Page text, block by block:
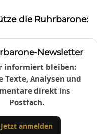
die Ruhrbarone:
Newsletter
informiert bleiben:
Texte, Analysen und
direkt ins
Postfach.
Jetzt anmelden